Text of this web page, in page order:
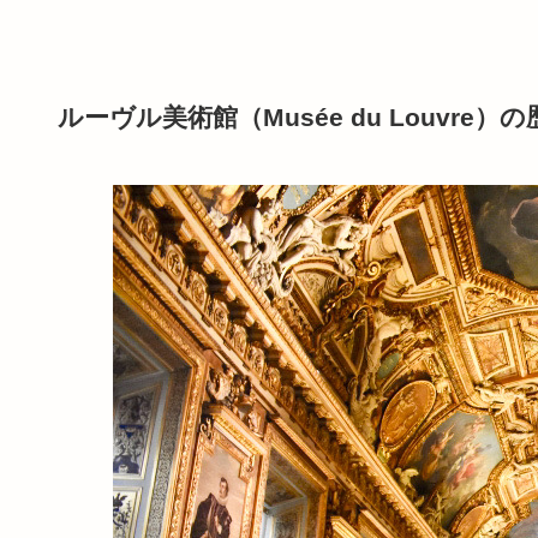
ルーヴル美術館（Musée du Louvre）の